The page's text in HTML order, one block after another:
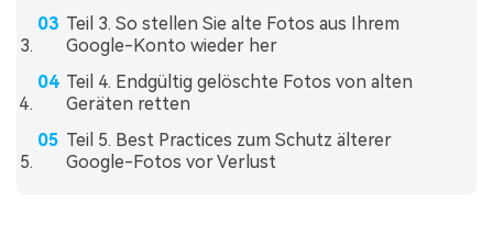
Teil 3. So stellen Sie alte Fotos aus Ihrem
Google-Konto wieder her
Teil 4. Endgültig gelöschte Fotos von alten
Geräten retten
Teil 5. Best Practices zum Schutz älterer
Google-Fotos vor Verlust